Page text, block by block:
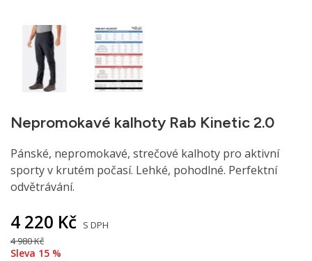
Nepromokavé kalhoty Rab Kinetic 2.0
Pánské, nepromokavé, strečové kalhoty pro aktivní
sporty v krutém počasí. Lehké, pohodlné. Perfektní
odvětrávání.
4 220 Kč S DPH
4 980 Kč
Sleva 15 %